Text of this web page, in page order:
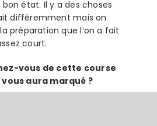
état. Il y a des choses
différemment mais on
préparation que l’on a fait
court.
vous de cette course
vous aura marqué ?